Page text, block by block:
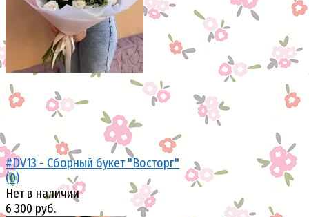
избранное сравнить
#DV13 - Сборный букет "Восторг"
(0)
Нет в наличии
6 300 руб.